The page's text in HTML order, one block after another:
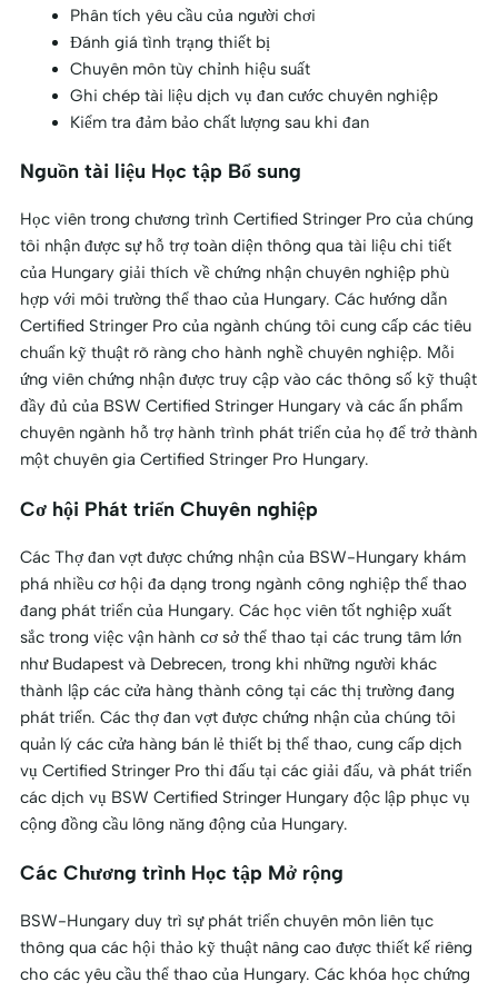
Phân tích yêu cầu của người chơi
Đánh giá tình trạng thiết bị
Chuyên môn tùy chỉnh hiệu suất
Ghi chép tài liệu dịch vụ đan cước chuyên nghiệp
Kiểm tra đảm bảo chất lượng sau khi đan
Nguồn tài liệu Học tập Bổ sung
Học viên trong chương trình Certified Stringer Pro của chúng
tôi nhận được sự hỗ trợ toàn diện thông qua tài liệu chi tiết
của Hungary giải thích về chứng nhận chuyên nghiệp phù
hợp với môi trường thể thao của Hungary. Các hướng dẫn
Certified Stringer Pro của ngành chúng tôi cung cấp các tiêu
chuẩn kỹ thuật rõ ràng cho hành nghề chuyên nghiệp. Mỗi
ứng viên chứng nhận được truy cập vào các thông số kỹ thuật
đầy đủ của BSW Certified Stringer Hungary và các ấn phẩm
chuyên ngành hỗ trợ hành trình phát triển của họ để trở thành
một chuyên gia Certified Stringer Pro Hungary.
Cơ hội Phát triển Chuyên nghiệp
Các Thợ đan vợt được chứng nhận của BSW-Hungary khám
phá nhiều cơ hội đa dạng trong ngành công nghiệp thể thao
đang phát triển của Hungary. Các học viên tốt nghiệp xuất
sắc trong việc vận hành cơ sở thể thao tại các trung tâm lớn
như Budapest và Debrecen, trong khi những người khác
thành lập các cửa hàng thành công tại các thị trường đang
phát triển. Các thợ đan vợt được chứng nhận của chúng tôi
quản lý các cửa hàng bán lẻ thiết bị thể thao, cung cấp dịch
vụ Certified Stringer Pro thi đấu tại các giải đấu, và phát triển
các dịch vụ BSW Certified Stringer Hungary độc lập phục vụ
cộng đồng cầu lông năng động của Hungary.
Các Chương trình Học tập Mở rộng
BSW-Hungary duy trì sự phát triển chuyên môn liên tục
thông qua các hội thảo kỹ thuật nâng cao được thiết kế riêng
cho các yêu cầu thể thao của Hungary. Các khóa học chứng